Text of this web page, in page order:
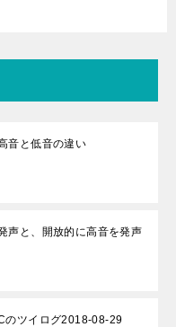
音と低音の違い
声と、開放的に高音を発声
のツイログ2018-08-29